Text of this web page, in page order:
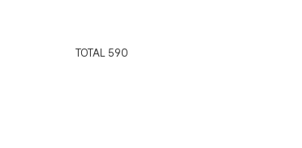
TOTAL 590